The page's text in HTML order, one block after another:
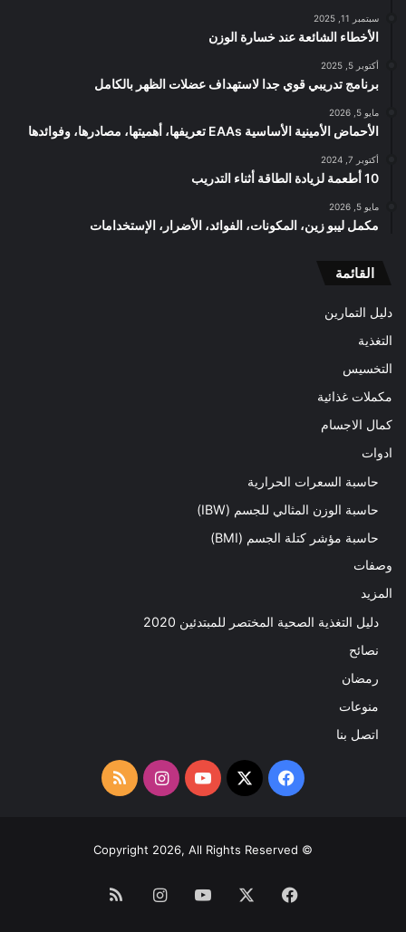
سبتمبر 11, 2025
الأخطاء الشائعة عند خسارة الوزن
أكتوبر 5, 2025
برنامج تدريبي قوي جدا لاستهداف عضلات الظهر بالكامل
مايو 5, 2026
الأحماض الأمينية الأساسية EAAs تعريفها، أهميتها، مصادرها، وفوائدها
أكتوبر 7, 2024
10 أطعمة لزيادة الطاقة أثناء التدريب
مايو 5, 2026
مكمل ليبو زين، المكونات، الفوائد، الأضرار، الإستخدامات
القائمة
دليل التمارين
التغذية
التخسيس
مكملات غذائية
كمال الاجسام
ادوات
حاسبة السعرات الحرارية
حاسبة الوزن المثالي للجسم (IBW)
حاسبة مؤشر كتلة الجسم (BMI)
وصفات
المزيد
دليل التغذية الصحية المختصر للمبتدئين 2020​
نصائح
رمضان
منوعات
اتصل بنا
فيسبوك
‫X
‫YouTubeانستقرامملخص
RSS
© Copyright 2026, All Rights Reserved
فيسبوك ‫YouTubeانستقرام